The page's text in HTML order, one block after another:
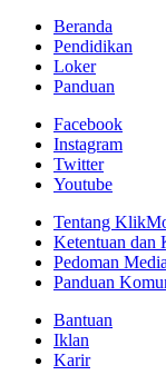
Beranda
Pendidikan
Loker
Panduan
Facebook
Instagram
Twitter
Youtube
Tentang
Ketentuan dan
Pedoman
Panduan
Bantuan
Iklan
Karir